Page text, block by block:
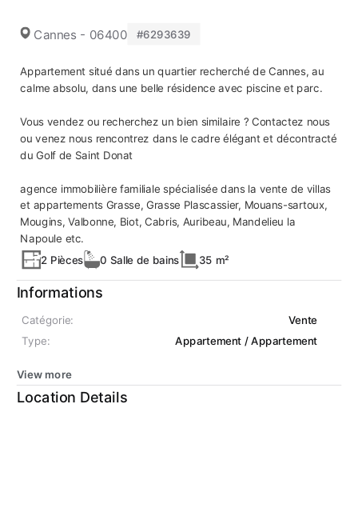
Cannes - 06400 #6293639
Appartement situé dans un quartier recherché de Cannes, au
calme absolu, dans une belle résidence avec piscine et parc.
Vous vendez ou recherchez un bien similaire ? Contactez nous
ou venez nous rencontrez dans le cadre élégant et décontracté
du Golf de Saint Donat
agence immobilière familiale spécialisée dans la vente de villas
et appartements Grasse, Grasse Plascassier, Mouans-sartoux,
Mougins, Valbonne, Biot, Cabris, Auribeau, Mandelieu la
Napoule etc.
2 Pièces 0 Salle de bains 35 m²
Informations
Catégorie:
Vente
Type:
Appartement / Appartement
View more
Location Details